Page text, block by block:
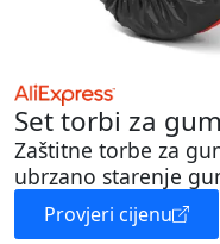
Set torbi za
Zaštitne torbe za
ubrzano starenje
Provjeri cijenu